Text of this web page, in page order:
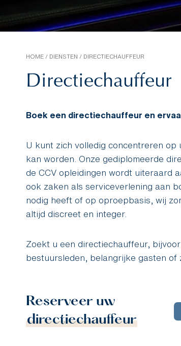
HOME / DIENSTEN / DIRECTIECHAUFFEUR
Directiechauffeur
Boek een directiechauffeur en
U kunt zich volledig concentreren
kan worden. Onze gediplomeerde
de CCV opleidingen wordt uiteraard
ook zaken als serviceverlening aan
nodig heeft of op oproepbasis, wij
altijd discreet en integer.
Zoekt u een directiechauffeur,
bestuursleden, belangrijke gasten of
Reserveer uw
directiechauffeur